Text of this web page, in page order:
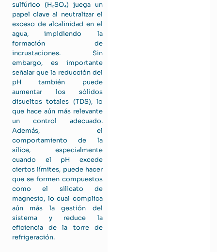
sulfúrico (H₂SO₄) juega un
papel clave al neutralizar el
exceso de alcalinidad en el
agua, impidiendo la
formación de
incrustaciones. Sin
embargo, es importante
señalar que la reducción del
pH también puede
aumentar los sólidos
disueltos totales (TDS), lo
que hace aún más relevante
un control adecuado.
Además, el
comportamiento de la
sílice, especialmente
cuando el pH excede
ciertos límites, puede hacer
que se formen compuestos
como el silicato de
magnesio, lo cual complica
aún más la gestión del
sistema y reduce la
eficiencia de la torre de
refrigeración.